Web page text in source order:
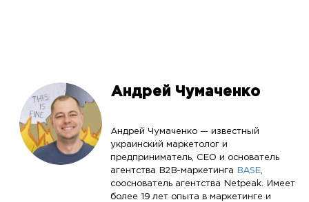
Андрей Чумаченко
Андрей Чумаченко — известный
украинский маркетолог и
предприниматель, CEO и основатель
агентства B2B-маркетинга BASE,
сооснователь агентства Netpeak. Имеет
более 19 лет опыта в маркетинге и